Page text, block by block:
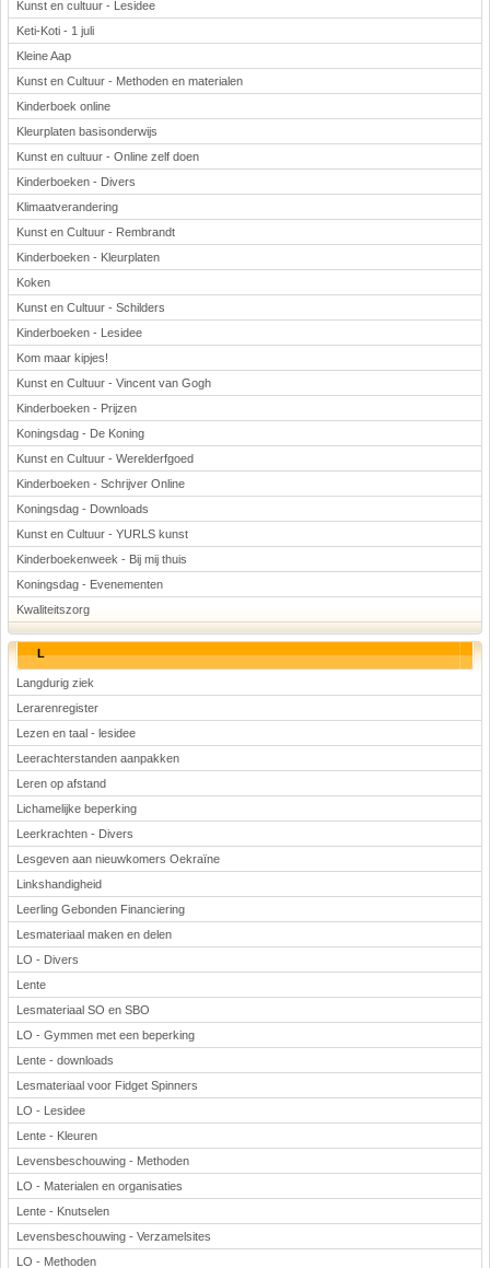
Kunst en cultuur - Lesidee
Keti-Koti - 1 juli
Kleine Aap
Kunst en Cultuur - Methoden en materialen
Kinderboek online
Kleurplaten basisonderwijs
Kunst en cultuur - Online zelf doen
Kinderboeken - Divers
Klimaatverandering
Kunst en Cultuur - Rembrandt
Kinderboeken - Kleurplaten
Koken
Kunst en Cultuur - Schilders
Kinderboeken - Lesidee
Kom maar kipjes!
Kunst en Cultuur - Vincent van Gogh
Kinderboeken - Prijzen
Koningsdag - De Koning
Kunst en Cultuur - Werelderfgoed
Kinderboeken - Schrijver Online
Koningsdag - Downloads
Kunst en Cultuur - YURLS kunst
Kinderboekenweek - Bij mij thuis
Koningsdag - Evenementen
Kwaliteitszorg
L
Langdurig ziek
Lerarenregister
Lezen en taal - lesidee
Leerachterstanden aanpakken
Leren op afstand
Lichamelijke beperking
Leerkrachten - Divers
Lesgeven aan nieuwkomers Oekraïne
Linkshandigheid
Leerling Gebonden Financiering
Lesmateriaal maken en delen
LO - Divers
Lente
Lesmateriaal SO en SBO
LO - Gymmen met een beperking
Lente - downloads
Lesmateriaal voor Fidget Spinners
LO - Lesidee
Lente - Kleuren
Levensbeschouwing - Methoden
LO - Materialen en organisaties
Lente - Knutselen
Levensbeschouwing - Verzamelsites
LO - Methoden